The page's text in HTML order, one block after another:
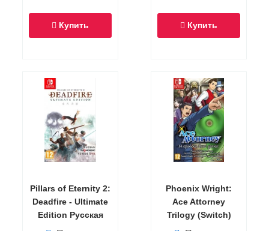
Купить Купить
Pillars of Eternity 2:
Deadfire - Ultimate
Edition Русская
Версия (Switch)
Phoenix Wright:
Ace Attorney
Trilogy (Switch)